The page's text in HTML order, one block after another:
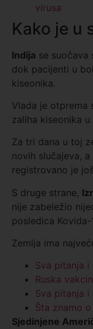
virusa
Kako je u
Indija se suočava
dok pacijenti u
kiseonika.
Vlada je otprema
zaliha kiseonika
Za tri dana u toj
novih slučajeva,
registrovano je
S druge strane,
nije zabeležio
posledica
Zemlja ima
Sva pitanja
Ruska
Sva pitanja
Šta znamo
Sjedinjene